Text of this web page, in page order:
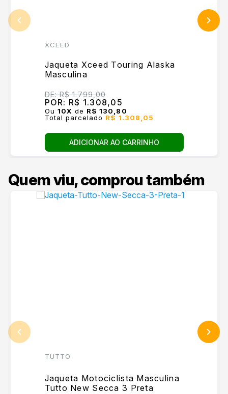
XCEED
Jaqueta Xceed Touring Alaska
Masculina
DE:R$ 1.799,00
POR: R$ 1.308,05
Ou 10X de R$ 130,80
Total parcelado R$ 1.308,05
ADICIONAR AO CARRINHO
Quem viu, comprou também
TUTTO
Jaqueta Motociclista Masculina
Tutto New Secca 3 Preta